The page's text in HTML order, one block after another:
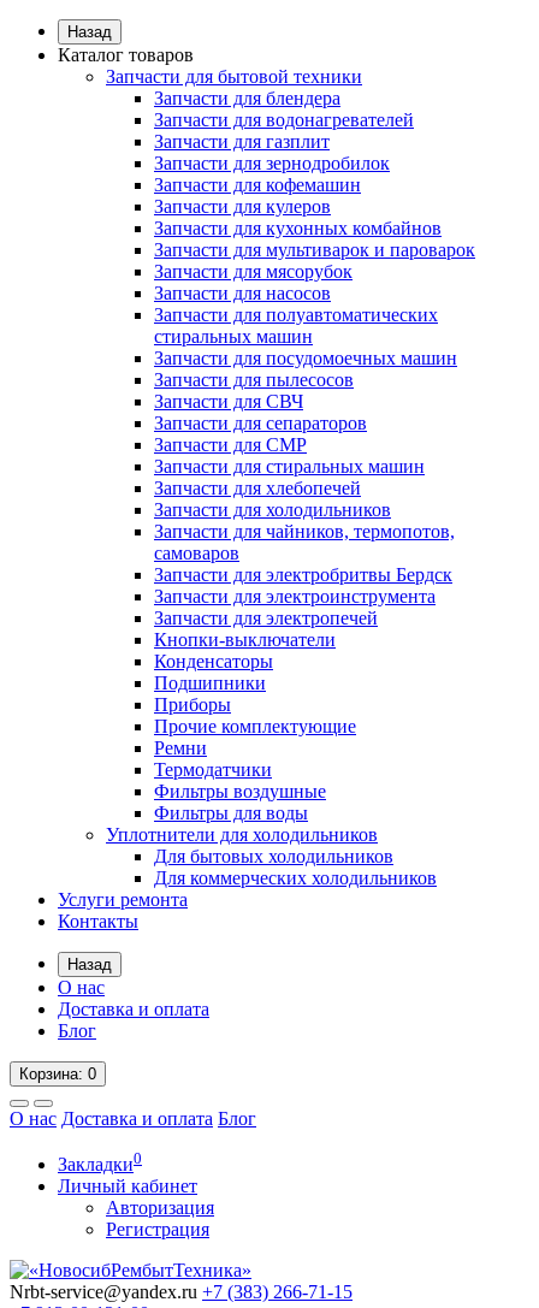
Назад
Каталог товаров
Запчасти для бытовой техники
Запчасти для блендера
Запчасти для водонагревателей
Запчасти для газплит
Запчасти для зернодробилок
Запчасти для кофемашин
Запчасти для кулеров
Запчасти для кухонных комбайнов
Запчасти для мультиварок и пароварок
Запчасти для мясорубок
Запчасти для насосов
Запчасти для полуавтоматических
стиральных машин
Запчасти для посудомоечных машин
Запчасти для пылесосов
Запчасти для СВЧ
Запчасти для сепараторов
Запчасти для СМР
Запчасти для стиральных машин
Запчасти для хлебопечей
Запчасти для холодильников
Запчасти для чайников, термопотов,
самоваров
Запчасти для электробритвы Бердск
Запчасти для электроинструмента
Запчасти для электропечей
Кнопки-выключатели
Конденсаторы
Подшипники
Приборы
Прочие комплектующие
Ремни
Термодатчики
Фильтры воздушные
Фильтры для воды
Уплотнители для холодильников
Для бытовых холодильников
Для коммерческих холодильников
Услуги ремонта
Контакты
Назад
О нас
Доставка и оплата
Блог
Корзина: 0
О нас Доставка и оплата Блог
Закладки0
Личный кабинет
Авторизация
Регистрация
Nrbt-service@yandex.ru +7 (383) 266-71-15